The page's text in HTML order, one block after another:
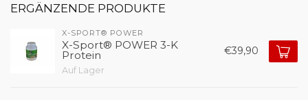
ERGÄNZENDE PRODUKTE
X-SPORT® POWER
X-Sport® POWER 3-K
Protein
Auf Lager
€39,90